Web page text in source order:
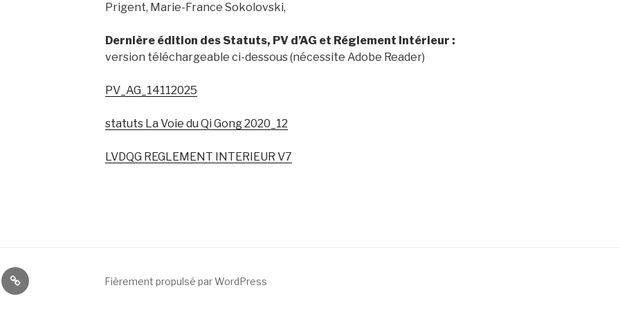
Prigent, Marie-France Sokolovski,
Dernière édition des Statuts, PV d’AG et Réglement Intérieur :
version téléchargeable ci-dessous (nécessite Adobe Reader)
PV_AG_14112025
statuts La Voie du Qi Gong 2020_12
LVDQG REGLEMENT INTERIEUR V7
Inscriptions
2019
Fièrement propulsé par WordPress